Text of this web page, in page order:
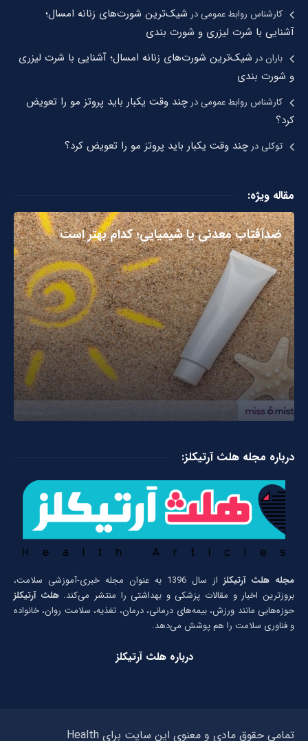
کارشناس روابط عمومیدر شیک‌ترین شورت‌های زنانه امسال؛
آشنایی با شرت لیزری و شورت بندی
باراندر شیک‌ترین شورت‌های زنانه امسال؛ آشنایی با شرت لیزری
و شورت بندی
کارشناس روابط عمومیدرچند وقت یکبار باید پروتز مو را تعویض
کرد؟
توکلیدرچند وقت یکبار باید پروتز مو را تعویض کرد؟
مقاله ویژه:
ضدآفتاب‌ معدنی یا شیمیایی؛ کدام بهتر است
درباره مجله هلث آرتیکلز:
مجله هلث آرتیکلز
از سال 1396 به عنوان مجله خبری-آموزشی سلامت،
بروزترین اخبار و مقالات پزشکی و بهداشتی را منتشر می‌کند.هلث آرتیکلز
حوزه‌هایی مانند ورزش، بیمه‌های درمانی، درمان، تغذیه، سلامت روان، خانواده
و فناوری سلامت را هم پوشش می‌دهد.
درباره هلث آرتیکلز
تمامی حقوق مادی و معنوی این سایت برای Health